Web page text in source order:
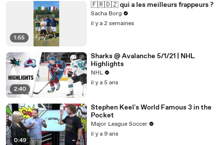
1:55
🇫🇷🇩🇿 qui a les meilleurs frappeurs ?
Sacha Borg
il y a 2 semaines
2:40
Sharks @ Avalanche 5/1/21 | NHL
Highlights
NHL
il y a 5 ans
0:49
Stephen Keel's World Famous 3 in the
Pocket
Major League Soccer
il y a 9 ans